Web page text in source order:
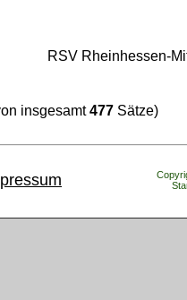
RSV Rheinhessen-
insgesamt477 Sätze)